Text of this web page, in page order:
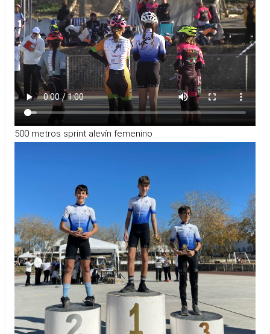
500 metros sprint alevín femenino